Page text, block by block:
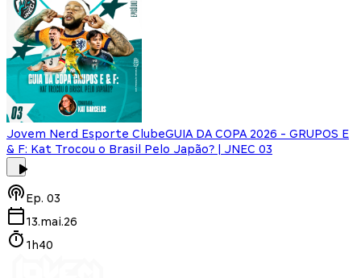
Jovem Nerd Esporte ClubeGUIA DA COPA 2026 - GRUPOS E
& F: Kat Trocou o Brasil Pelo Japão? | JNEC 03
Ep. 03
13.mai.26
1h40